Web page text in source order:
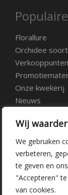
Wij
We gebruiken
verbeteren,
te geven en
"Accepteren"
van cookies.
Florallure
Orchidee
Verkooppunten
Onze kwekerij
Nieuws
Veelgestelde
Vacatures
Contact